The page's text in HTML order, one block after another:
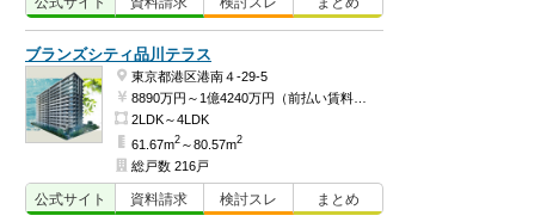
ブランズシティ品川テラス
東京都港区港南４-29-5
8890万円～1億4240万円（前払い賃料3868万2404円、建物価格5021万7596円～前払い賃料4783万1700円、建物価格9456万8300円）
2LDK～4LDK
61.67m2 ～80.57m2
総戸数 216戸
公式サイト 資料請求 検討スレ まとめ